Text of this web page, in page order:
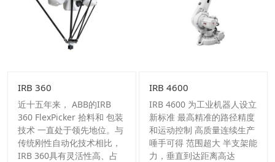
IRB 360
近十五年来， ABB的IRB
360 FlexPicker 拾料和 包装
技术 一直处于领先地位。与
传统刚性自动化技术相比，
IRB 360具有灵活性高、占
IRB 4600
IRB 4600 为工业机器人设立
新标准 最高精准的路径精度
和运动控制 高质量连续生产
唾手可得 范围超大 半支架能
力，垂直到达距离高达